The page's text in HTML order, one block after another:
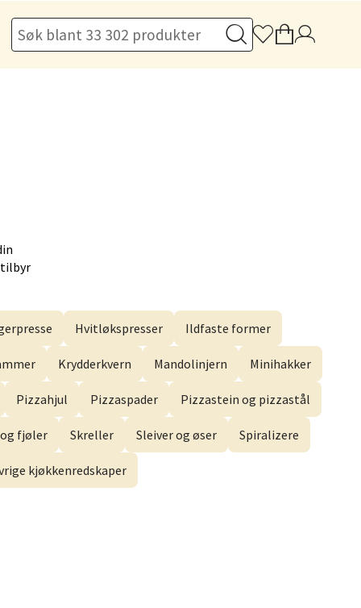
Hvitløkspresser Ildfaste former
Krydderkvern Mandolinjern Minihakker
Pizzahjul Pizzaspader Pizzastein og pizzastål
fjøler Skreller Sleiver og øser Spiralizere
kjøkkenredskaper